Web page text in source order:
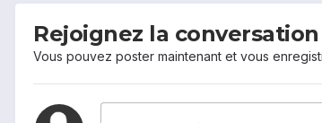
Rejoignez la conversation
Vous pouvez poster maintenant et vous